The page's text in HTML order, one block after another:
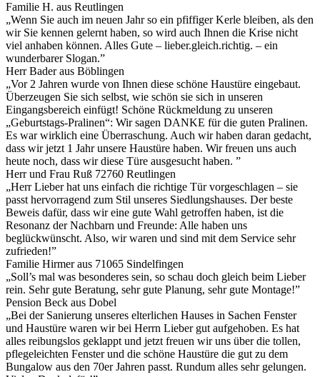
Familie H. aus Reutlingen
„Wenn Sie auch im neuen Jahr so ein pfiffiger Kerle bleiben, als den
wir Sie kennen gelernt haben, so wird auch Ihnen die Krise nicht
viel anhaben können. Alles Gute – lieber.gleich.richtig. – ein
wunderbarer Slogan.”
Herr Bader aus Böblingen
„Vor 2 Jahren wurde von Ihnen diese schöne Haustüre eingebaut.
Überzeugen Sie sich selbst, wie schön sie sich in unseren
Eingangsbereich einfügt! Schöne Rückmeldung zu unseren
„Geburtstags-Pralinen“: Wir sagen DANKE für die guten Pralinen.
Es war wirklich eine Überraschung. Auch wir haben daran gedacht,
dass wir jetzt 1 Jahr unsere Haustüre haben. Wir freuen uns auch
heute noch, dass wir diese Türe ausgesucht haben. ”
Herr und Frau Ruß 72760 Reutlingen
„Herr Lieber hat uns einfach die richtige Tür vorgeschlagen – sie
passt hervorragend zum Stil unseres Siedlungshauses. Der beste
Beweis dafür, dass wir eine gute Wahl getroffen haben, ist die
Resonanz der Nachbarn und Freunde: Alle haben uns
beglückwünscht. Also, wir waren und sind mit dem Service sehr
zufrieden!”
Familie Hirmer aus 71065 Sindelfingen
„Soll’s mal was besonderes sein, so schau doch gleich beim Lieber
rein. Sehr gute Beratung, sehr gute Planung, sehr gute Montage!”
Pension Beck aus Dobel
„Bei der Sanierung unseres elterlichen Hauses in Sachen Fenster
und Haustüre waren wir bei Herrn Lieber gut aufgehoben. Es hat
alles reibungslos geklappt und jetzt freuen wir uns über die tollen,
pflegeleichten Fenster und die schöne Haustüre die gut zu dem
Bungalow aus den 70er Jahren passt. Rundum alles sehr gelungen.